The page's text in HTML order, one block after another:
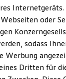
Kauf
Förderung
und Konnektivität
ID. Software 6
Extras
zu
oder
sodass
Werbung
Dritten für